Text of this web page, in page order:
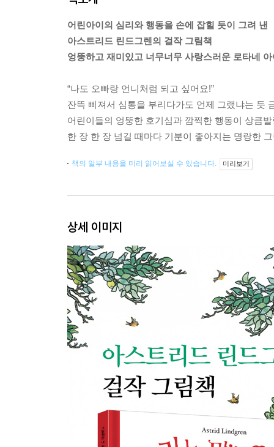
어린아이의 심리와 행동을 손에 잡힐 듯이 그려 낸
아스트리드 린드그렌의 걸작 그림책
엉뚱하고 재미있고 너무너무 사랑스러운 로타네
“나도 오빠랑 언니처럼 되고 싶어요!”
잔뜩 삐져서 심통을 부리다가도 언제 그랬냐는 듯
어린이들의 엉뚱한 호기심과 깜찍한 행동이 상큼
한 장 한 장 넘길 때마다 기분이 좋아지는 명랑한
책의 일부 내용을 미리 읽어보실 수 있습니다. 미리보기
상세 이미지